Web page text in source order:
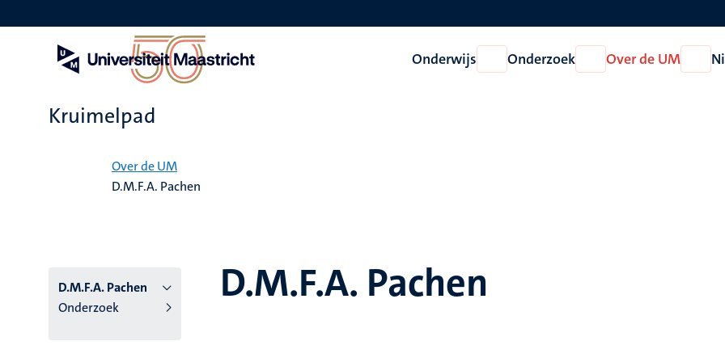
en
Onderwijs
Open
Onderwijs
Onderzoek
Open
Onderzoek
Over de UM
Open
Over
Kruimelpad
Over de UM
D.M.F.A. Pachen
D.M.F.A. Pachen
Onderzoek
D.M.F.A. Pachen